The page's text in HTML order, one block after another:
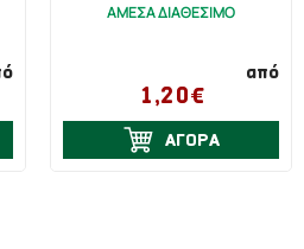
ΑΜΕΣΑ ΔΙΑΘΕΣΙΜΟ
από
1,20€
ΑΓΟΡΑ